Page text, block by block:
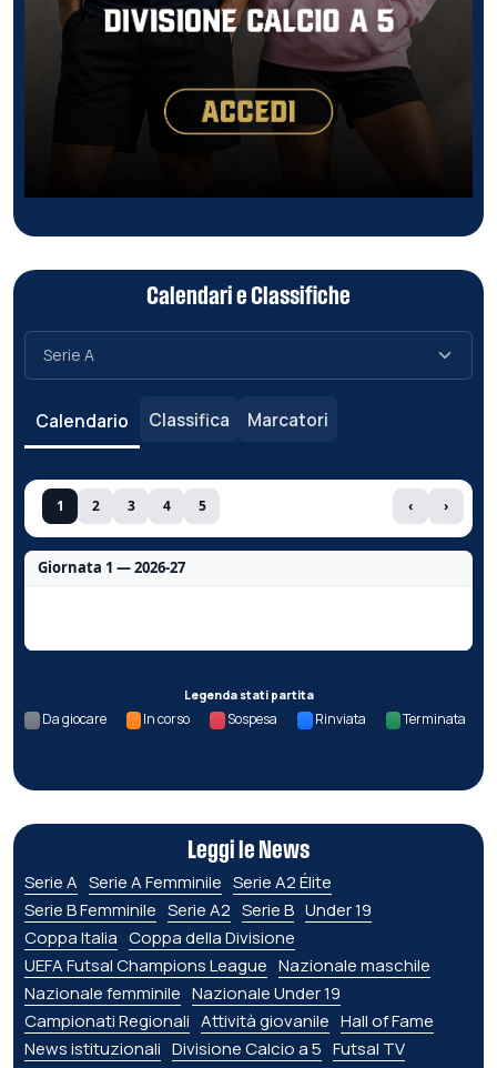
Calendari e Classifiche
Calendario Classifica Marcatori
1 2 3 4 5 ‹ ›
Giornata 1 — 2026-27
Legenda stati partita
Da giocare In corso Sospesa Rinviata Terminata
Leggi le News
Serie A Serie A Femminile Serie A2 Élite
Serie B Femminile Serie A2 Serie B Under 19
Coppa Italia Coppa della Divisione
UEFA Futsal Champions League Nazionale maschile
Nazionale femminile Nazionale Under 19
Campionati Regionali Attività giovanile Hall of Fame
News istituzionali Divisione Calcio a 5 Futsal TV